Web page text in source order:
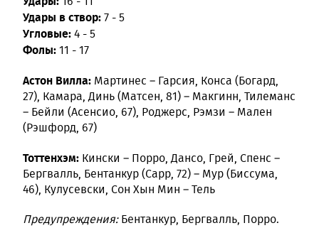
Удары в створ:7 - 5
Угловые:4 - 5
Фолы:11 - 17
Астон Вилла: Мартинес – Гарсия, Конса (Богард,
27), Камара, Динь (Матсен, 81) – Макгинн, Тилеманс
– Бейли (Асенсио, 67), Роджерс, Рэмзи – Мален
(Рэшфорд, 67)
Тоттенхэм: Кински – Порро, Дансо, Грей, Спенс –
Бергвалль, Бентанкур (Сарр, 72) – Мур (Биссума,
46), Кулусевски, Сон Хын Мин – Тель
Предупреждения:Бентанкур, Бергвалль, Порро.